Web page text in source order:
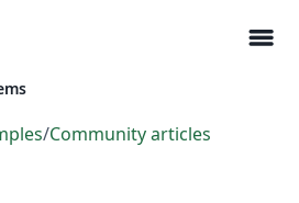
menu
/Community articles